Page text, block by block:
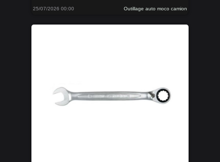
25/07/2026 00:00 Outillage auto moco camion